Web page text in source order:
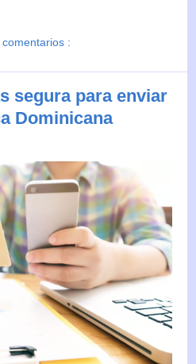
comentarios :
segura para enviar
Dominicana